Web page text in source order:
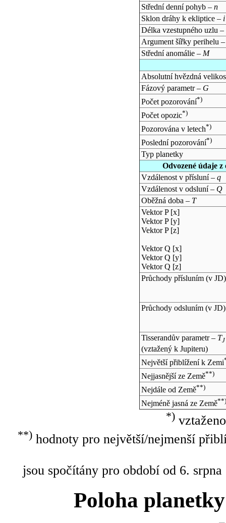
Střední denní pohyb – n
Sklon dráhy k ekliptice – i
Délka vzestupného uzlu –
Argument šířky perihelu
Střední anomálie – M
Absolutní hvězdná
Fázový parametr – G
Počet pozorování*)
Počet opozic*)
Pozorována v letech*)
Poslední pozorování*)
Typ planetky
Odvozené údaje
Vzdálenost v přísluní – q
Vzdálenost v odsluní – Q
Oběžná doba – T
Vektor P [x]
Vektor P [y]
Vektor P [z]
Vektor Q [x]
Vektor Q [y]
Vektor Q [z]
Průchody přísluním (v JD)
Průchody odsluním (v JD)
Tisserandův parametr – TJ
(vztažený k Jupiteru)
Největší přiblížení k Zemi
Nejjasnější ze Země**)
Nejdále od Země**)
Nejméně jasná ze Země**)
*)
**)hodnoty pro největší/nejmenší
jsou spočítány pro období od 6.
Poloha